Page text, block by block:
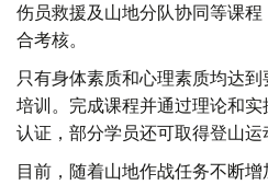
伤员救援及山地分队协同等课
合考核。
只有身体素质和心理素质均达
培训。完成课程并通过理论和
认证，部分学员还可取得登山运
目前，随着山地作战任务不断